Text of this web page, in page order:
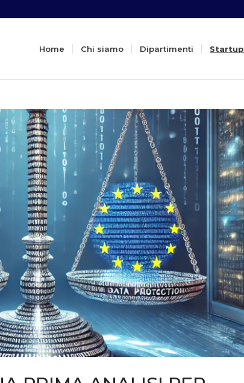
Home Chi siamo Dipartimenti Startup